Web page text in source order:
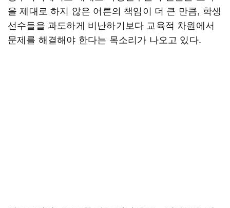
을 제대로 하지 않은 어른의 책임이 더 큰 만큼, 학생
선수들을 과도하게 비난하기보다 교육적 차원에서
문제를 해결해야 한다는 목소리가 나오고 있다.